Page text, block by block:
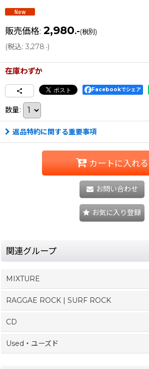
販売価格: 2,980.-(税別)
(税込: 3,278.-)
在庫わずか
Facebookでシェア
数量:
返品特約に関する重要事項
カートに入れる
お問い合わせ
お気に入り登録
関連グループ
MIXTURE
RAGGAE ROCK | SURF ROCK
CD
Used・ユーズド